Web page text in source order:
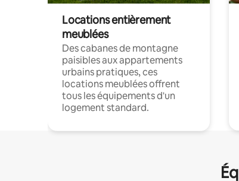
Locations entièrement
meublées
Des cabanes de montagne
paisibles aux appartements
urbains pratiques, ces
locations meublées offrent
tous les équipements d'un
logement standard.